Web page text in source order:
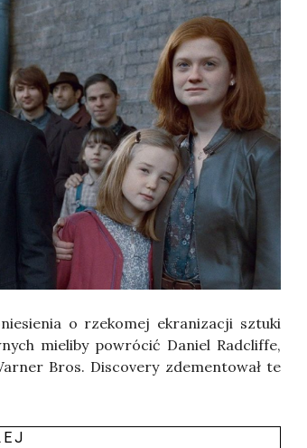
o rze­ko­mej ekra­ni­za­cji sztu­ki
mie­li­by powró­cić Daniel Radc­lif­fe,
Bros. Disco­ve­ry zde­men­to­wał te